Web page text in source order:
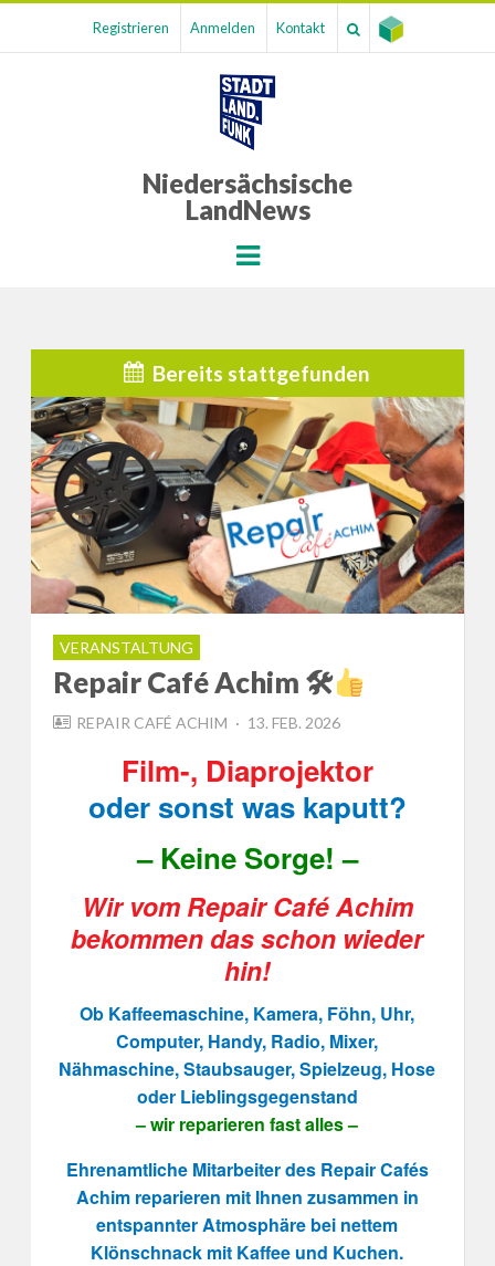
Registrieren Anmelden Kontakt
Niedersächsische
LandNews
Menu
Bereits stattgefunden
VERANSTALTUNG
Repair Café Achim 🛠
REPAIR CAFÉ ACHIM
POSTED
13. FEB. 2026
Film-, Diaprojektor
oder sonst was kaputt?
– Keine Sorge! –
Wir vom Repair Café Achim
bekommen das schon wieder
hin!
Ob Kaffeemaschine, Kamera, Föhn, Uhr,
Computer, Handy, Radio, Mixer,
Nähmaschine, Staubsauger, Spielzeug, Hose
oder Lieblingsgegenstand
– wir reparieren fast alles –
Ehrenamtliche Mitarbeiter des Repair Cafés
Achim reparieren mit Ihnen zusammen in
entspannter Atmosphäre bei nettem
Klönschnack mit Kaffee und Kuchen.